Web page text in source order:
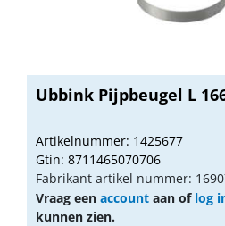
Ubbink Pijpbeugel L
Artikelnummer: 1425677
Gtin: 8711465070706
Fabrikant artikel nummer:
Vraag een account aan of log
kunnen zien.